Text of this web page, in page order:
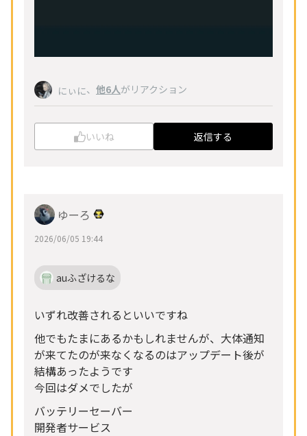
にぃに、 他6人がリアクション
いいね 返信する
ゆーろ
2026/06/05 19:44
auふざけるな
いずれ改善されるといいですね
他でもたまにあるかもしれませんが、大体通知
が来てたのが来なくなるのはアップデート後が
結構あったようです
今回はダメでしたが
バッテリーセーバー
開発者サービス